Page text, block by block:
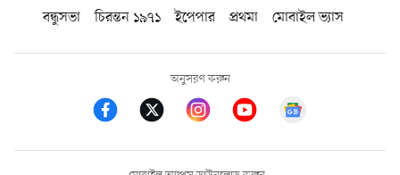
বন্ধুসভা
চিরন্তন ১৯৭১ ইপেপার প্রথমা মোবাইল ভ্যাস
অনুসরণ করুন